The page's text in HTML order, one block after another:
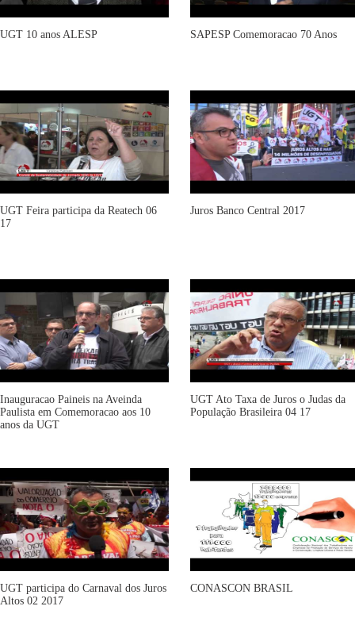
UGT 10 anos ALESP SAPESP Comemoracao 70 Anos
UGT Feira participa da Reatech 06
17
Juros Banco Central 2017
Inauguracao Paineis na Aveinda
Paulista em Comemoracao aos 10
anos da UGT
UGT Ato Taxa de Juros o Judas da
População Brasileira 04 17
UGT participa do Carnaval dos Juros
Altos 02 2017
CONASCON BRASIL